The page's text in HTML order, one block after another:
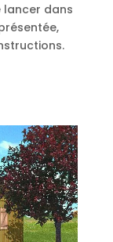
lancer dans